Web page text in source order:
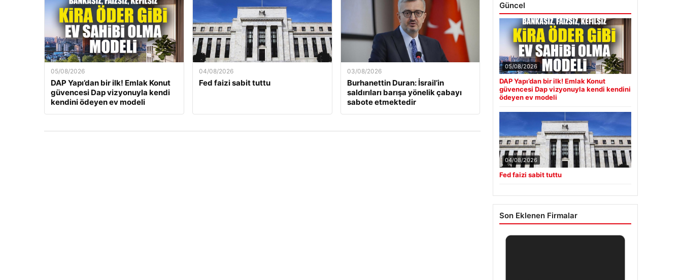
05/08/2026
DAP Yapı’dan bir ilk! Emlak Konut
güvencesi Dap vizyonuyla kendi
kendini ödeyen ev modeli
04/08/2026
Fed faizi sabit tuttu
03/08/2026
Burhanettin Duran: İsrail’in
saldırıları barışa yönelik çabayı
sabote etmektedir
Güncel
05/08/2026
DAP Yapı’dan bir ilk! Emlak Konut
güvencesi Dap vizyonuyla kendi kendini
ödeyen ev modeli
04/08/2026
Fed faizi sabit tuttu
Son Eklenen Firmalar